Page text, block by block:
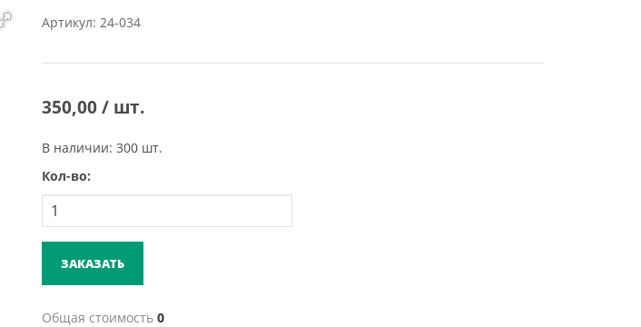
Артикул: 24-034
350,00 / шт.
В наличии: 300 шт.
Кол-во:
ЗАКАЗАТЬ
Общая стоимость 0